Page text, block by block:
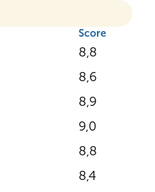
Score
8,8
8,6
8,9
9,0
8,8
8,4